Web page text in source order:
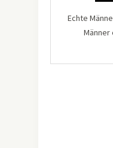
Echte
Männer